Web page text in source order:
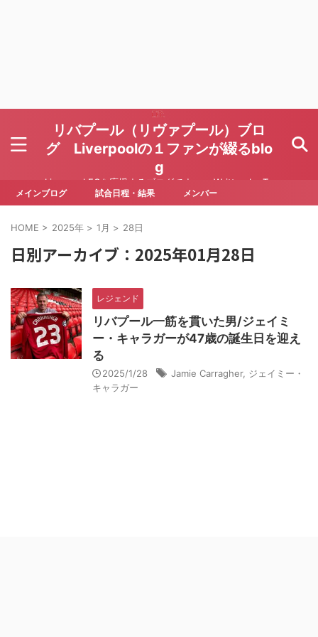
リバプール（リヴァプール）ブロ
グ Liverpoolの１ファンが綴るblo
g
Liverpool FCを応援するブログです Written by To
ru Yoda
メインブログ 試合日程・結果 メンバー
HOME > 2025年 > 1月 > 28日
日別アーカイブ：2025年01月28日
レジェンド
リバプール一筋を貫いた男/ジェイミ
ー・キャラガーが47歳の誕生日を迎え
る
2025/1/28 Jamie Carragher, ジェイミー・
キャラガー